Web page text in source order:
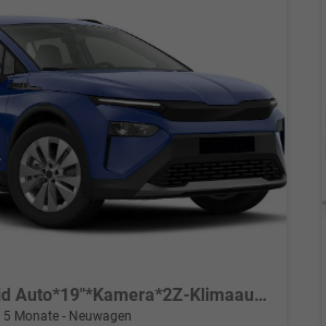
Essence 60 Android Auto*19"*Kamera*2Z-Klimaauto*Totwinkel*LED*Tempomat
5 Monate Neuwagen